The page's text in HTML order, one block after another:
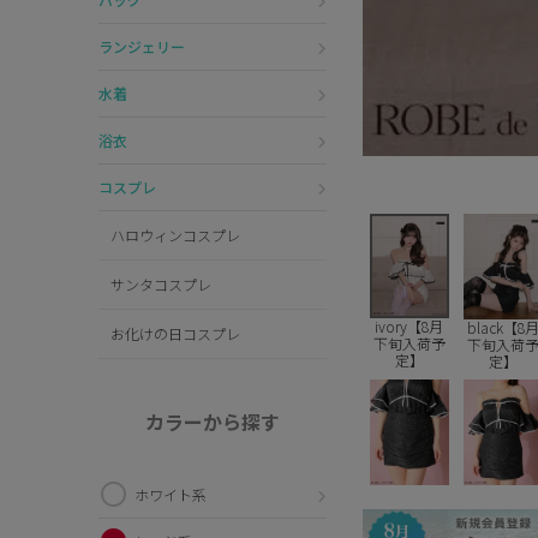
ランジェリー
水着
浴衣
コスプレ
ハロウィンコスプレ
サンタコスプレ
お化けの日コスプレ
カラーから探す
ホワイト系
ivory【8月
下旬入荷予
定】
black【8月
下旬入荷予
定】